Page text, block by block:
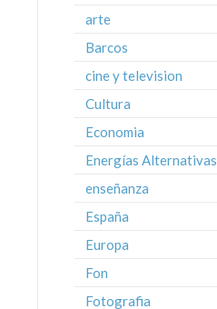
arte
Barcos
cine y television
Cultura
Economia
Energías Alternativas
enseñanza
España
Europa
Fon
Fotografia